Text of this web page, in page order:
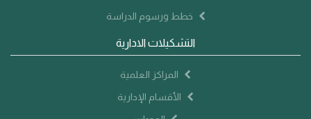
خطط ورسوم الدراسة
التشكيلات الادارية
المراكز العلمية
الأقسام الإدارية